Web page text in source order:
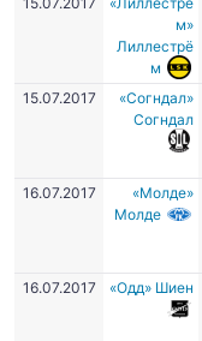
м»
Лиллестрё
м
15.07.2017
«Согндал»
Согндал
16.07.2017
«Молде»
Молде
16.07.2017 «Одд» Шиен